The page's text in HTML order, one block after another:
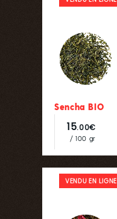
Sencha BIO
15.00€
/ 100 gr
VENDU EN LIGNE